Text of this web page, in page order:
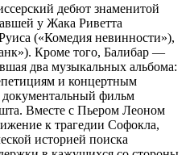
дебют знаменитой
у Жака Риветта
(«Комедия невинности»),
Кроме того, Балибар —
два музыкальных альбома:
и концертным
фильм
Вместе с Пьером Леоном
к трагедии Софокла,
историей поиска